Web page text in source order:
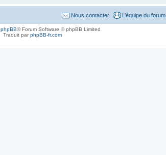
L’équipe du forum
Nous contacter
phpBB® Forum Software © phpBB Limited
Traduit parphpBB-fr.com